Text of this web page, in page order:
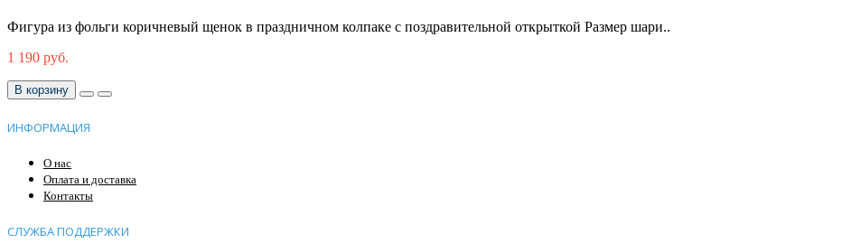
Фигура из фольги коричневый щенок в праздничном колпаке с поздравительной открыткой Размер шари..
1 190 руб.
В корзину
ИНФОРМАЦИЯ
О нас
Оплата и доставка
Контакты
СЛУЖБА ПОДДЕРЖКИ